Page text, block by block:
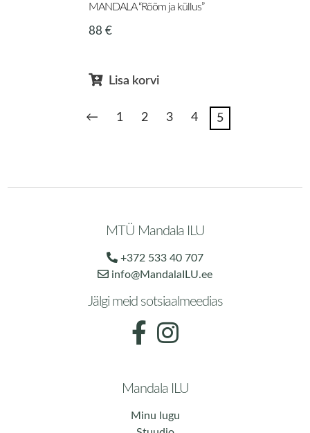
MANDALA “Rõõm ja küllus”
88€
Lisa korvi
← 1 2 3 4 5
MTÜ Mandala ILU
+372 533 40 707
info@MandalaILU.ee
Jälgi meid sotsiaalmeedias
Mandala ILU
Minu lugu